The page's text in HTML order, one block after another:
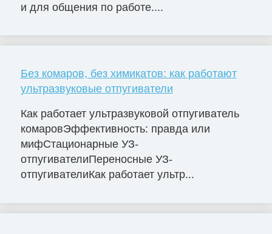
и для общения по работе....
Без комаров, без химикатов: как работают
ультразвуковые отпугиватели
Как работает ультразвуковой отпугиватель
комаровЭффективность: правда или
мифСтационарные УЗ-
отпугивателиПереносные УЗ-
отпугивателиКак работает ультр...